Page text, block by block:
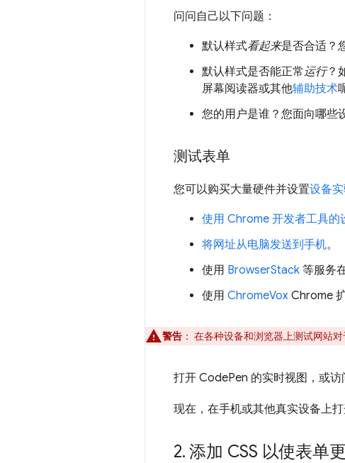
问问自己以下问题：
默认样式看起来是否合适？
默认样式是否能正常运行？
屏幕阅读器或其他辅助技术
您的用户是谁？您面向哪些
测试表单
您可以购买大量硬件并设置设备
使用 Chrome 开发者工具的
将网址从电脑发送到手机。
使用 BrowserStack 等服务
使用 ChromeVox Chrome
警告 ： 在各种设备和浏览器上测试网站
打开 CodePen 的实时视图，或访
现在，在手机或其他真实设备上
2. 添加 CSS 以使表单